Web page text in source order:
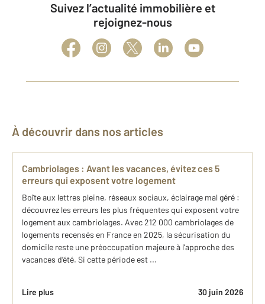
Suivez l’actualité immobilière et
rejoignez-nous
À découvrir dans nos articles
Cambriolages : Avant les vacances, évitez ces 5
erreurs qui exposent votre logement
Boîte aux lettres pleine, réseaux sociaux, éclairage mal géré :
découvrez les erreurs les plus fréquentes qui exposent votre
logement aux cambriolages. Avec 212 000 cambriolages de
logements recensés en France en 2025, la sécurisation du
domicile reste une préoccupation majeure à l’approche des
vacances d’été. Si cette période est ...
Lire plus 30 juin 2026